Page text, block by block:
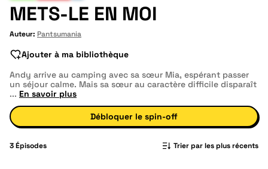
METS-LE EN MOI
Auteur: Pantsumania
Ajouter à ma bibliothèque
Andy arrive au camping avec sa sœur Mia, espérant passer
un séjour calme. Mais sa sœur au caractère difficile disparaît
... En savoir plus
Débloquer le spin-off
3Épisodes Trier par les plus récents